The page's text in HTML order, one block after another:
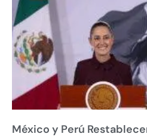
México y Perú